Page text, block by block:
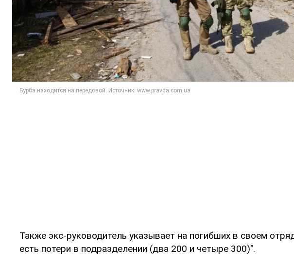
Также экс-руководитель указывает на погибших в своем
есть потери в подразделении (два 200 и четыре 300)".